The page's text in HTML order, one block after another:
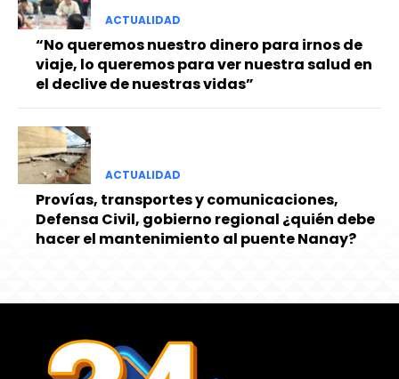
ACTUALIDAD
“No queremos nuestro dinero para irnos de
viaje, lo queremos para ver nuestra salud en
el declive de nuestras vidas”
ACTUALIDAD
Provías, transportes y comunicaciones,
Defensa Civil, gobierno regional ¿quién debe
hacer el mantenimiento al puente Nanay?